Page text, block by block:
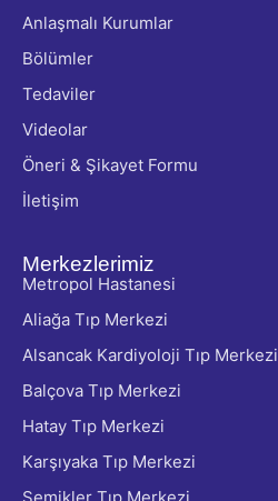
Anlaşmalı Kurumlar
Bölümler
Tedaviler
Videolar
Öneri & Şikayet Formu
İletişim
Merkezlerimiz
Metropol Hastanesi
Aliağa Tıp Merkezi
Alsancak Kardiyoloji Tıp Merkezi
Balçova Tıp Merkezi
Hatay Tıp Merkezi
Karşıyaka Tıp Merkezi